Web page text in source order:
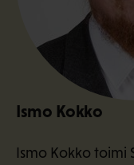
Ismo Kokko
Ismo Kokko toimi